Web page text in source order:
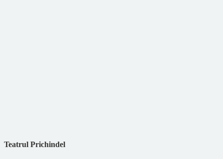
Teatrul Prichindel